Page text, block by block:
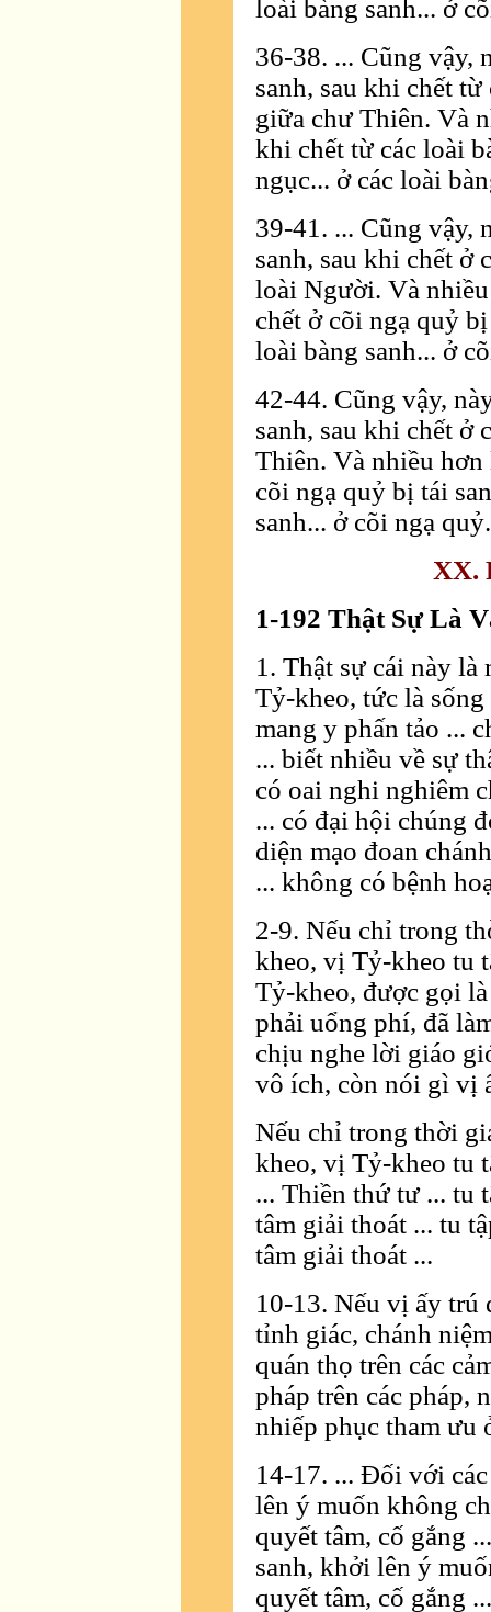
loài bàng sanh... ở
36-38. ... Cũng vậy,
sanh, sau khi chết
giữa chư Thiên. Và
khi chết từ các loài
ngục... ở các loài
39-41. ... Cũng vậy,
sanh, sau khi chết ở
loài Người. Và
chết ở cõi ngạ quỷ
loài bàng sanh... ở
42-44. Cũng vậy,
sanh, sau khi chết ở
Thiên. Và nhiều hơn
cõi ngạ quỷ bị tái
sanh... ở cõi ngạ quỷ.
XX.
1-192 Thật Sự Là
1. Thật sự cái này
Tỷ-kheo, tức là
mang y phấn tảo ...
... biết nhiều về sự
có oai nghi nghiêm
... có đại hội chúng
diện mạo đoan
... không có bệnh
2-9. Nếu chỉ trong
kheo, vị Tỷ-kheo tu
Tỷ-kheo, được gọi
phải uổng phí, đã
chịu nghe lời giáo
vô ích, còn nói gì vị
Nếu chỉ trong thời
kheo, vị Tỷ-kheo tu
... Thiền thứ tư ... tu
tâm giải thoát ... tu
tâm giải thoát ...
10-13. Nếu vị ấy trú
tỉnh giác, chánh
quán thọ trên các
pháp trên các pháp,
nhiếp phục tham ưu
14-17. ... Ðối với
lên ý muốn không
quyết tâm, cố gắng
sanh, khởi lên ý
quyết tâm, cố gắng